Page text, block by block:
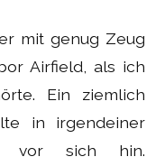
mit genug Zeug
Airfield, als ich
Ein ziemlich
in irgendeiner
vor sich hin.